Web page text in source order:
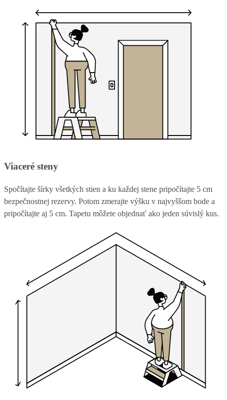
Viaceré steny
Spočítajte šírky všetkých stien a ku každej stene pripočítajte 5 cm
bezpečnostnej rezervy. Potom zmerajte výšku v najvyššom bode a
pripočítajte aj 5 cm. Tapetu môžete objednať ako jeden súvislý kus.